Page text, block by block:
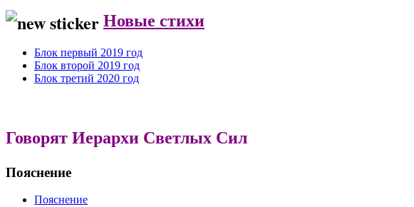
Новые стихи
Блок первый 2019 год
Блок второй 2019 год
Блок третий 2020 год
Говорят Иерархи Светлых Сил
Пояснение
Пояснение